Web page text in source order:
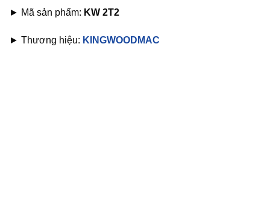
► Mã sản phẩm: KW 2T2
► Thương hiệu: KINGWOODMAC